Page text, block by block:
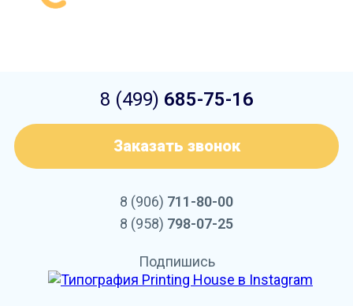
8 (499) 685-75-16
Заказать звонок
8 (906) 711-80-00
8 (958) 798-07-25
Подпишись